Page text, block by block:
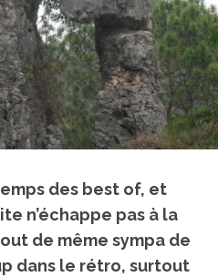
des best of, et
n’échappe pas à la
de même sympa de
dans le rétro, surtout